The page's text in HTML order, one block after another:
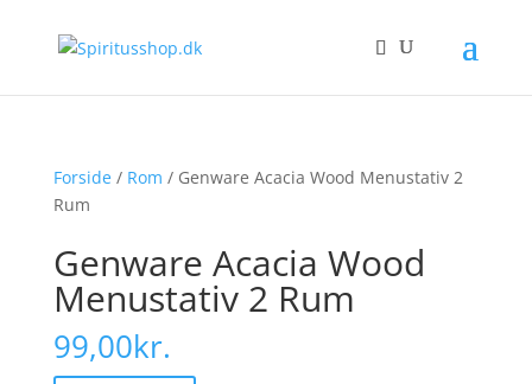
Forside/ Rom / Genware Acacia Wood Menustativ 2
Rum
Genware Acacia Wood
Menustativ 2 Rum
99,00kr.